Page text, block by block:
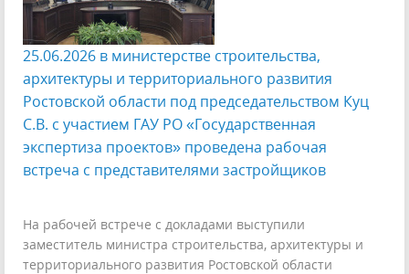
25.06.2026 в министерстве строительства,
архитектуры и территориального развития
Ростовской области под председательством Куц
С.В. с участием ГАУ РО «Государственная
экспертиза проектов» проведена рабочая
встреча с представителями застройщиков
На рабочей встрече с докладами выступили
заместитель министра строительства, архитектуры и
территориального развития Ростовской области